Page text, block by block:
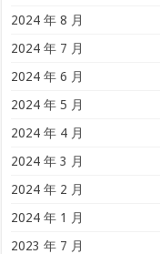
2024 年 8 月
2024 年 7 月
2024 年 6 月
2024 年 5 月
2024 年 4 月
2024 年 3 月
2024 年 2 月
2024 年 1 月
2023 年 7 月